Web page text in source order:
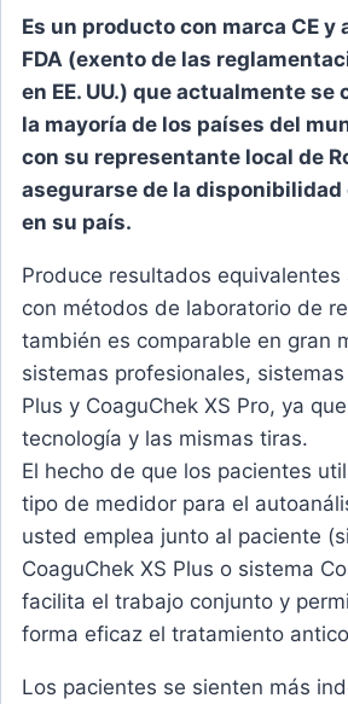
Es un producto con marca CE y
FDA (exento de las
en EE. UU.) que actualmente se
la mayoría de los países del
con su representante local de
asegurarse de la
en su país.
Produce resultados
con métodos de laboratorio de
también es comparable en gran
sistemas profesionales, sistemas
Plus y CoaguChek XS Pro, ya
tecnología y las mismas tiras.
El hecho de que los pacientes
tipo de medidor para el
usted emplea junto al paciente
CoaguChek XS Plus o sistema
facilita el trabajo conjunto y
forma eficaz el tratamiento
Los pacientes se sienten más